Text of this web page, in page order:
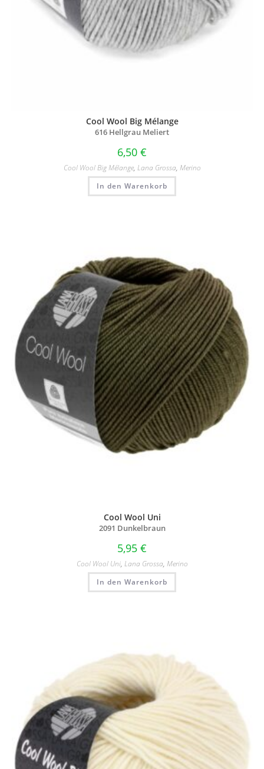
Cool Wool Big Mélange
616 Hellgrau Meliert
6,50 €
Cool Wool Big Mélange, Lana Grossa, Merino
In den Warenkorb
Cool Wool Uni
2091 Dunkelbraun
5,95 €
Cool Wool Uni, Lana Grossa, Merino
In den Warenkorb